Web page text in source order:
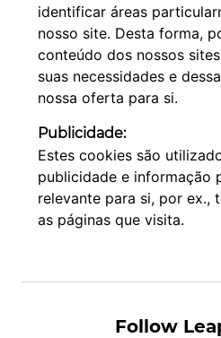
identificar áreas
nosso site. Desta forma,
conteúdo dos nossos
suas necessidades e
nossa oferta para si.
Publicidade:
Estes cookies são
publicidade e informação
relevante para si, por ex.,
as páginas que visita.
Follow